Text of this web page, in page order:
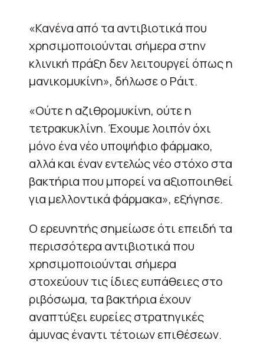
«Κανένα από τα αντιβιοτικά που
χρησιμοποιούνται σήμερα στην
κλινική πράξη δεν λειτουργεί όπως η
μανικομυκίνη», δήλωσε ο Ράιτ.
«Ούτε η αζιθρομυκίνη, ούτε η
τετρακυκλίνη. Έχουμε λοιπόν όχι
μόνο ένα νέο υποψήφιο φάρμακο,
αλλά και έναν εντελώς νέο στόχο στα
βακτήρια που μπορεί να αξιοποιηθεί
για μελλοντικά φάρμακα», εξήγησε.
Ο ερευνητής σημείωσε ότι επειδή τα
περισσότερα αντιβιοτικά που
χρησιμοποιούνται σήμερα
στοχεύουν τις ίδιες ευπάθειες στο
ριβόσωμα, τα βακτήρια έχουν
αναπτύξει ευρείες στρατηγικές
άμυνας έναντι τέτοιων επιθέσεων.